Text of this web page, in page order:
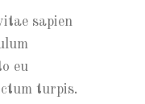
sapien
eu
turpis.